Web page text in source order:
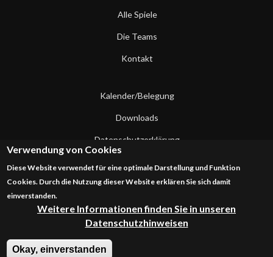
Alle Spiele
Die Teams
Kontakt
Kalender/Belegung
Downloads
Datenschutzerklärung
Kontakt
Verwendung von Cookies
Diese Website verwendet für eine optimale Darstellung und Funktion
Cookies. Durch die Nutzung dieser Website erklären Sie sich damit
einverstanden.
Weitere Informationen finden Sie in unseren
Datenschutzhinweisen
Okay, einverstanden